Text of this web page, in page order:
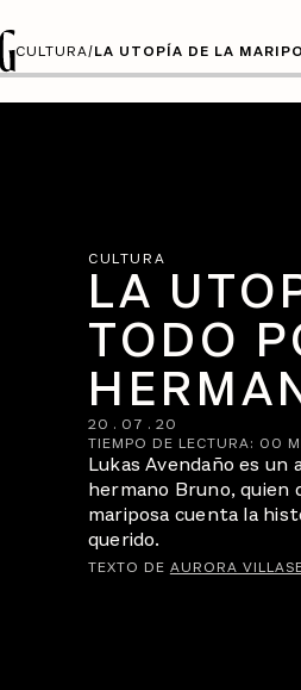
CULTURA/LA UTOPÍA DE LA
CULTURA
LA
TODO
20 . 07 . 20
TIEMPO DE LECTURA: 00
Lukas Avendaño es
hermano Bruno, quien
mariposa cuenta la
querido.
TEXTO DE AURORA